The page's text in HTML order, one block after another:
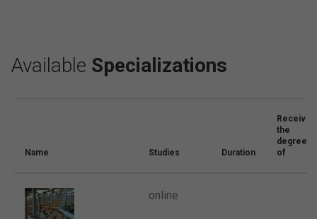
Available Specializations
Name Studies Duration
Received
the
degree
of
online